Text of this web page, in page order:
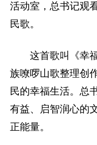
活动室，总书记观
民歌。
这首歌叫《幸
族嘹啰山歌整理创
民的幸福生活。总
有益、启智润心的
正能量。